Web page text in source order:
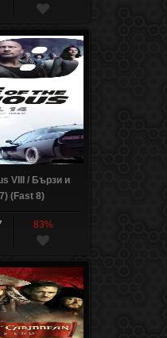
VIII / Бързи и
(Fast 8)
83%